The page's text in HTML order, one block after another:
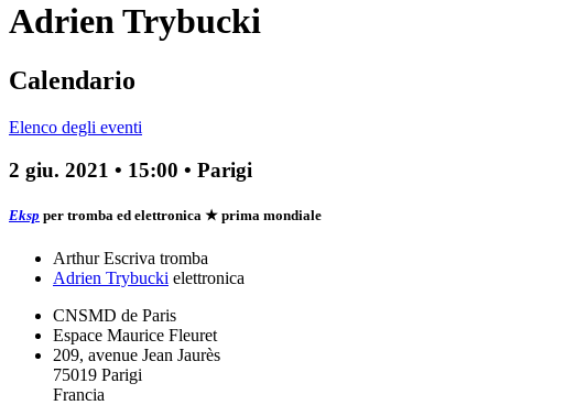
AdrienTrybucki
Calendario
Elenco degli eventi
2 giu. 2021 • 15:00 • Parigi
Eksp per tromba ed elettronica ★ prima mondiale
Arthur Escriva tromba
Adrien Trybucki elettronica
CNSMD de Paris
Espace Maurice Fleuret
209, avenue Jean Jaurès
75019 Parigi
Francia